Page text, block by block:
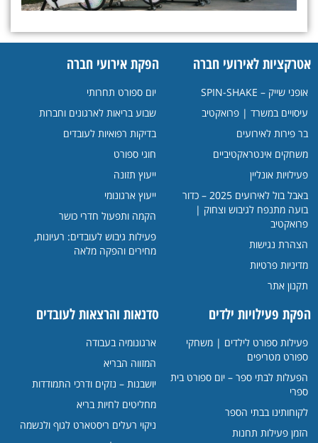
אטרקציות לאירועי חברה
אופני שייק – SPIN-SHAKE
עיסויים במשרד | פרואקטיב
בר פירות לאירועים
משחקים אינטראקטיביים
פעילויות אונליין
באבל בול לאירועים 2025 – כדור
בועה מתנפח לגיבוש וצחוק |
פרואקטיב
הצהרת נגישות
מדיניות פרטיות
תקנון אתר
הפקת אירועי חברה
יום ספורט תחרותי
שבוע בריאות לארגונים וחברות
בדיקות רפואיות לעובדים
חוגי ספורט
ייעוץ תזונה
ייעוץ ארגונומי
הקמה ותפעול חדרי כושר
פעילות גיבוש לעובדים: רעיונות,
מחירים והפקה מלאה
הפקת פעילויות ילדים
פעילות ספורט לילדים | משחקי
ספורט מטריפים
הפעלות לבתי ספר – יום ספורט בית
ספרי
לקוחותינו בבתי הספר
הזמן פעילות תחנות
סדנאות והרצאות לעובדים
ארגונומיה בעבודה
המזווה הבריא
יושבנות – נזקים ודרכי התמודדות
מחליטים לחיות בריא
ניקוי רעלים ריסטארט לגוף ולנשמה